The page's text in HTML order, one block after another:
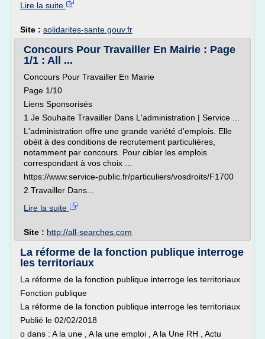
Lire la suite
Site : solidarites-sante.gouv.fr
Concours Pour Travailler En Mairie : Page
1/1 : All ...
Concours Pour Travailler En Mairie
Page 1/10
Liens Sponsorisés
1 Je Souhaite Travailler Dans L'administration | Service ...
L'administration offre une grande variété d'emplois. Elle
obéit à des conditions de recrutement particulières,
notamment par concours. Pour cibler les emplois
correspondant à vos choix ...
https://www.service-public.fr/particuliers/vosdroits/F1700
2 Travailler Dans...
Lire la suite
Site : http://all-searches.com
La réforme de la fonction publique interroge
les territoriaux
La réforme de la fonction publique interroge les territoriaux
Fonction publique
La réforme de la fonction publique interroge les territoriaux
Publié le 02/02/2018
o dans : A la une , A la une emploi , A la Une RH , Actu